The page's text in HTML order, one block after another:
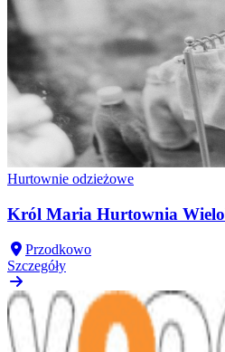
Hurtownie odzieżowe
Król Maria Hurtownia
Przodkowo
Szczegóły